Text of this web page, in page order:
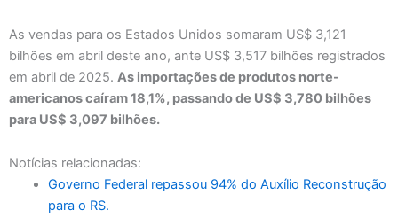
As vendas para os Estados Unidos somaram US$ 3,121
bilhões em abril deste ano, ante US$ 3,517 bilhões registrados
em abril de 2025. As importações de produtos norte-
americanos caíram 18,1%, passando de US$ 3,780 bilhões
para US$ 3,097 bilhões.
Notícias relacionadas:
Governo Federal repassou 94% do Auxílio Reconstrução
para o RS.